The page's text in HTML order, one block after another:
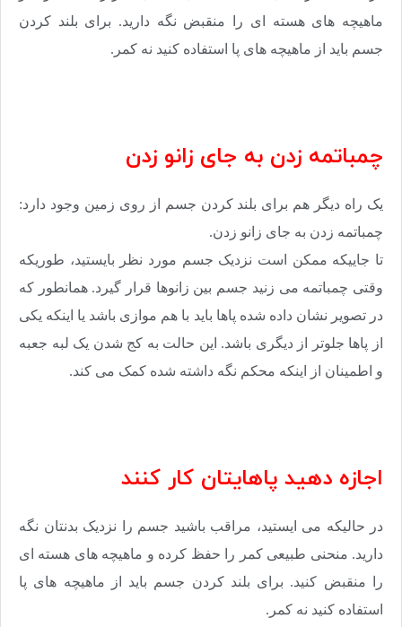
ماهیچه های هسته ای را منقبض نگه دارید. برای بلند کردن
جسم باید از ماهیچه های پا استفاده کنید نه کمر.
چمباتمه زدن به جای زانو زدن
یک راه دیگر هم برای بلند کردن جسم از روی زمین وجود دارد:
چمباتمه زدن به جای زانو زدن.
تا جاییکه ممکن است نزدیک جسم مورد نظر بایستید، طوریکه
وقتی چمباتمه می زنید جسم بین زانوها قرار گیرد. همانطور که
در تصویر نشان داده شده پاها باید با هم موازی باشد یا اینکه یکی
از پاها جلوتر از دیگری باشد. این حالت به کج شدن یک لبه جعبه
و اطمینان از اینکه محکم نگه داشته شده کمک می کند.
اجازه دهید پاهایتان کار کنند
در حالیکه می ایستید، مراقب باشید جسم را نزدیک بدنتان نگه
دارید. منحنی طبیعی کمر را حفظ کرده و ماهیچه های هسته ای
را منقبض کنید. برای بلند کردن جسم باید از ماهیچه های پا
استفاده کنید نه کمر.